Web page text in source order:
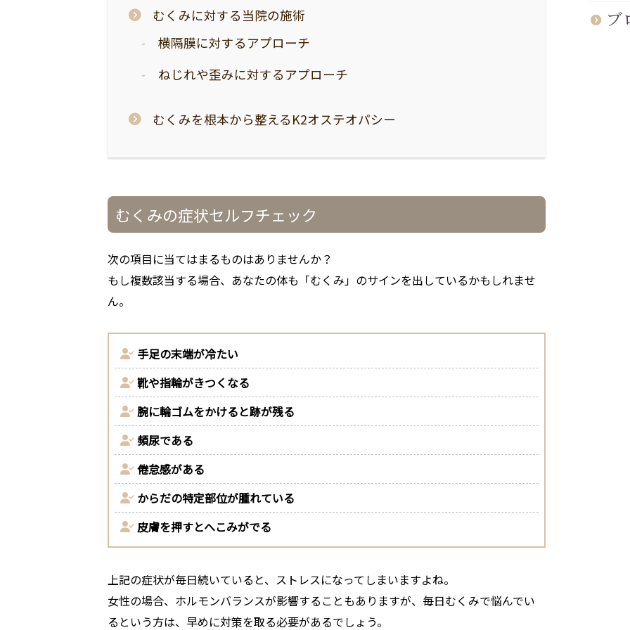
むくみに対する当院の施術
横隔膜に対するアプローチ
ねじれや歪みに対するアプローチ
むくみを根本から整えるK2オステオパシー
むくみの症状セルフチェック
次の項目に当てはまるものはありませんか？
もし複数該当する場合、あなたの体も「むくみ」のサインを出しているかもしれませ
ん。
手足の末端が冷たい
靴や指輪がきつくなる
腕に輪ゴムをかけると跡が残る
頻尿である
倦怠感がある
からだの特定部位が腫れている
皮膚を押すとへこみがでる
上記の症状が毎日続いていると、ストレスになってしまいますよね。
女性の場合、ホルモンバランスが影響することもありますが、毎日むくみで悩んでい
るという方は、早めに対策を取る必要があるでしょう。
ブ